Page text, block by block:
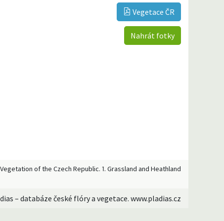
Vegetace ČR
Nahrát fotky
of the Czech Republic. 1. Grassland and Heathland
– databáze české flóry a vegetace. www.pladias.cz